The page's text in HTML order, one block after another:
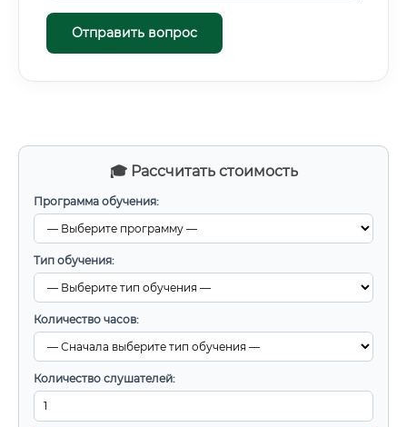
🎓 Рассчитать стоимость
Программа обучения:
Тип обучения:
Количество часов:
Количество слушателей:
Отправить вопрос